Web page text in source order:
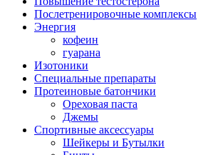
Послетренировочные комплексы
Энергия
кофеин
гуарана
Изотоники
Специальные препараты
Протеиновые батончики
Ореховая паста
Джемы
Спортивные аксессуары
Шейкеры и Бутылки